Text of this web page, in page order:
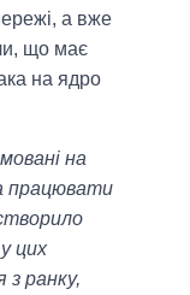
а вже
що має
на ядро
на
працювати
цих
з ранку,